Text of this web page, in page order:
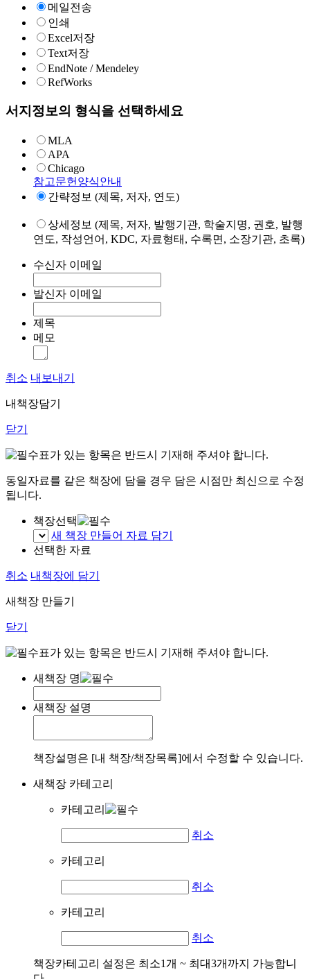
메일전송
인쇄
Excel저장
Text저장
EndNote / Mendeley
RefWorks
서지정보의 형식을 선택하세요
MLA
APA
Chicago
참고문헌양식안내
간략정보 (제목, 저자, 연도)
상세정보 (제목, 저자, 발행기관, 학술지명, 권호, 발행
연도, 작성언어, KDC, 자료형태, 수록면, 소장기관, 초록)
수신자 이메일
발신자 이메일
제목
메모
취소 내보내기
내책장담기
닫기
표가 있는 항목은 반드시 기재해 주셔야 합니다.
동일자료를 같은 책장에 담을 경우 담은 시점만 최신으로 수정
됩니다.
책장선택
새 책장 만들어 자료 담기
선택한 자료
취소 내책장에 담기
새책장 만들기
닫기
표가 있는 항목은 반드시 기재해 주셔야 합니다.
새책장 명
새책장 설명
책장설명은 [내 책장/책장목록]에서 수정할 수 있습니다.
새책장 카테고리
카테고리
취소
카테고리
취소
카테고리
취소
책장카테고리 설정은 최소1개 ~ 최대3개까지 가능합니